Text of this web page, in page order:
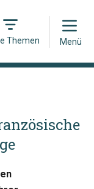
Themen
Open
Menü